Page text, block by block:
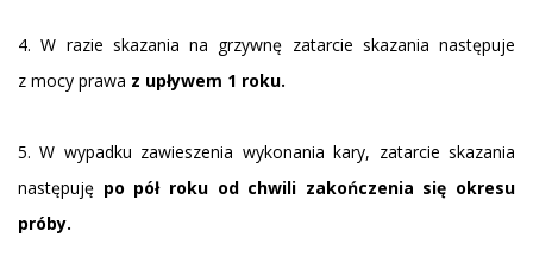
4. W razie skazania na grzywnę zatarcie skazania następuje
z mocy prawa z upływem 1 roku.
5. W wypadku zawieszenia wykonania kary, zatarcie skazania
następuję po pół roku od chwili zakończenia się okresu
próby.